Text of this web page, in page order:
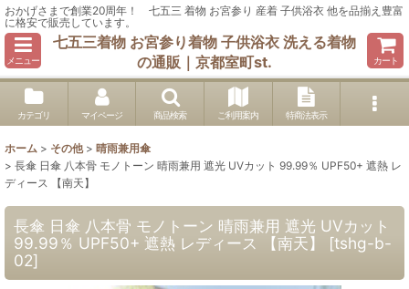
おかげさまで創業20周年！ 七五三 着物 お宮参り 産着 子供浴衣 他を品揃え豊富
に格安で販売しています。
メニュー
七五三着物 お宮参り着物 子供浴衣 洗える着物
の通販｜京都室町st.
カート
カテゴリ マイページ 商品検索 ご利用案内 特商法表示
ホーム > その他 > 晴雨兼用傘
> 長傘 日傘 八本骨 モノトーン 晴雨兼用 遮光 UVカット 99.99％ UPF50+ 遮熱 レ
ディース 【南天】
長傘 日傘 八本骨 モノトーン 晴雨兼用 遮光 UVカット
99.99％ UPF50+ 遮熱 レディース 【南天】
[tshg-b-
02]